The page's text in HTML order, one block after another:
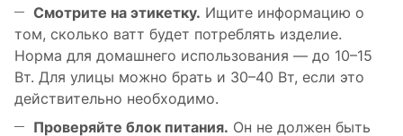
Смотрите на этикетку. Ищите информацию о
том, сколько ватт будет потреблять изделие.
Норма для домашнего использования — до 10–15
Вт. Для улицы можно брать и 30–40 Вт, если это
действительно необходимо.
Проверяйте блок питания. Он не должен быть